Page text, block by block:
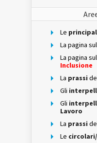
Le
La pagina
La pagina
Inclusione
La prassi
Gli
Gli
Lavoro
La prassi
Le